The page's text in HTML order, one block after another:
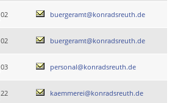
02 buergeramt@konradsreuth.de
02 buergeramt@konradsreuth.de
03 personal@konradsreuth.de
22 kaemmerei@konradsreuth.de